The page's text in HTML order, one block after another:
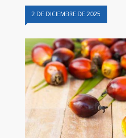
2 DE DICIEMBRE DE 2025